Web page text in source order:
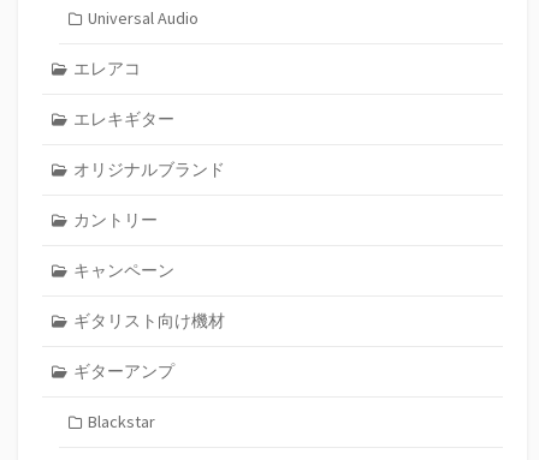
Universal Audio
エレアコ
エレキギター
オリジナルブランド
カントリー
キャンペーン
ギタリスト向け機材
ギターアンプ
Blackstar